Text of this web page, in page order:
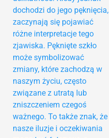
dochodzi do jego pęknięcia,
zaczynają się pojawiać
różne interpretacje tego
zjawiska. Pęknięte szkło
może symbolizować
zmiany, które zachodzą w
naszym życiu, często
związane z utratą lub
zniszczeniem czegoś
ważnego. To także znak, że
nasze iluzje i oczekiwania